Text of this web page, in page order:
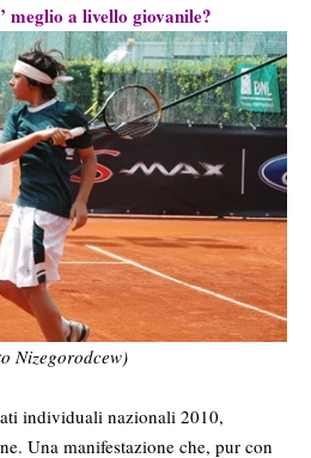
meglio a livello giovanile?
Nizegorodcew)
individuali nazionali 2010,
Una manifestazione che, pur con